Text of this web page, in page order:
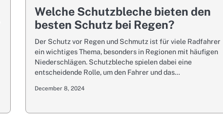
Welche Schutzbleche bieten den
besten Schutz bei Regen?
Der Schutz vor Regen und Schmutz ist für viele Radfahrer
ein wichtiges Thema, besonders in Regionen mit häufigen
Niederschlägen. Schutzbleche spielen dabei eine
entscheidende Rolle, um den Fahrer und das…
December 8, 2024